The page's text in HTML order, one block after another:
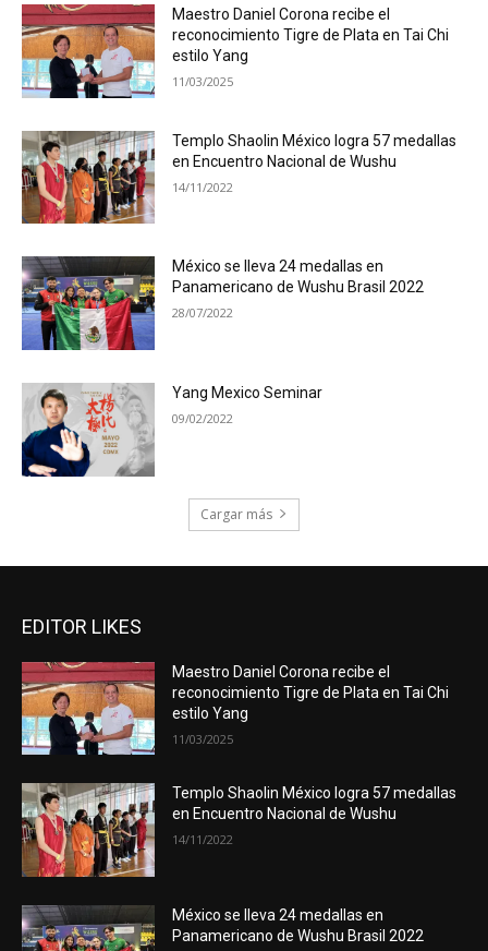
Maestro Daniel Corona recibe el
reconocimiento Tigre de Plata en Tai Chi
estilo Yang
11/03/2025
Templo Shaolin México logra 57 medallas
en Encuentro Nacional de Wushu
14/11/2022
México se lleva 24 medallas en
Panamericano de Wushu Brasil 2022
28/07/2022
Yang Mexico Seminar
09/02/2022
Cargar más
EDITOR LIKES
Maestro Daniel Corona recibe el
reconocimiento Tigre de Plata en Tai Chi
estilo Yang
11/03/2025
Templo Shaolin México logra 57 medallas
en Encuentro Nacional de Wushu
14/11/2022
México se lleva 24 medallas en
Panamericano de Wushu Brasil 2022